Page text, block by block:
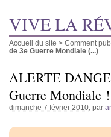
VIVE LA
Accueil du site > Comment
de 3e Guerre Mondiale (...)
ALERTE
Guerre Mondiale
dimanche 7 février 2010 , par